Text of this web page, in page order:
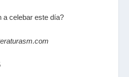
a celebar este día?